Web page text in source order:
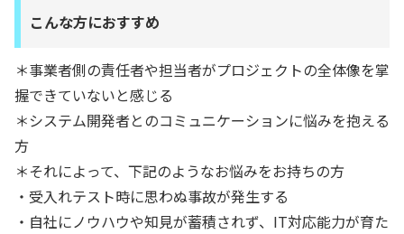
こんな方におすすめ
＊事業者側の責任者や担当者がプロジェクトの全体像を掌
握できていないと感じる
＊システム開発者とのコミュニケーションに悩みを抱える
方
＊それによって、下記のようなお悩みをお持ちの方
・受入れテスト時に思わぬ事故が発生する
・自社にノウハウや知見が蓄積されず、IT対応能力が育た